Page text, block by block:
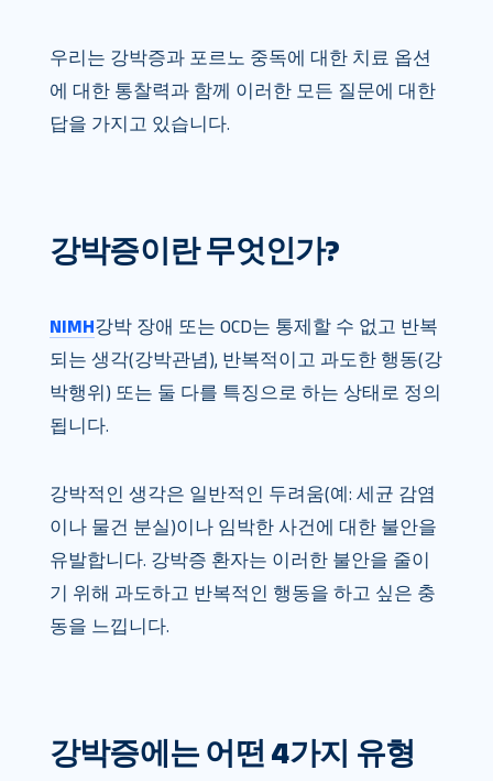
우리는 강박증과 포르노 중독에 대한 치료 옵션
에 대한 통찰력과 함께 이러한 모든 질문에 대한
답을 가지고 있습니다.
강박증이란 무엇인가?
NIMH강박 장애 또는 OCD는 통제할 수 없고 반복
되는 생각(강박관념), 반복적이고 과도한 행동(강
박행위) 또는 둘 다를 특징으로 하는 상태로 정의
됩니다.
강박적인 생각은 일반적인 두려움(예: 세균 감염
이나 물건 분실)이나 임박한 사건에 대한 불안을
유발합니다. 강박증 환자는 이러한 불안을 줄이
기 위해 과도하고 반복적인 행동을 하고 싶은 충
동을 느낍니다.
강박증에는 어떤 4가지 유형